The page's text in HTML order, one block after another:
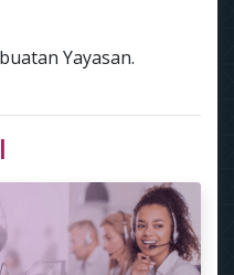
Yayasan.